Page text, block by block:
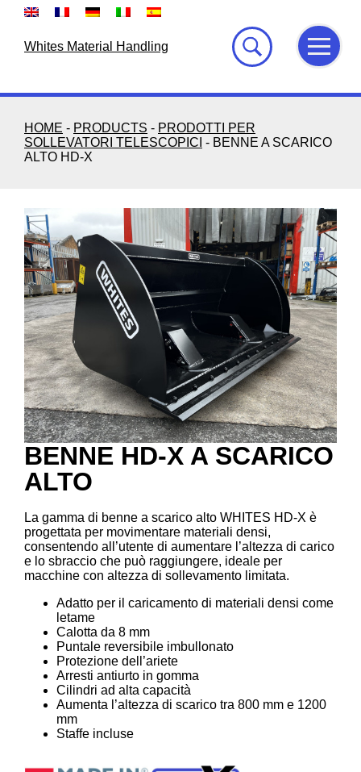
Skip
Whites Material Handling
HOME - PRODUCTS - PRODOTTI PER
SOLLEVATORI TELESCOPICI - BENNE A SCARICO
ALTO HD-X
BENNE HD-X A SCARICO
ALTO
La gamma di benne a scarico alto WHITES HD-X è
progettata per movimentare materiali densi,
consentendo all’utente di aumentare l’altezza di carico
e lo sbraccio che può raggiungere, ideale per
macchine con altezza di sollevamento limitata.
Adatto per il caricamento di materiali densi come
letame
Calotta da 8 mm
Puntale reversibile imbullonato
Protezione dell’ariete
Arresti antiurto in gomma
Cilindri ad alta capacità
Aumenta l’altezza di scarico tra 800 mm e 1200
mm
Staffe incluse